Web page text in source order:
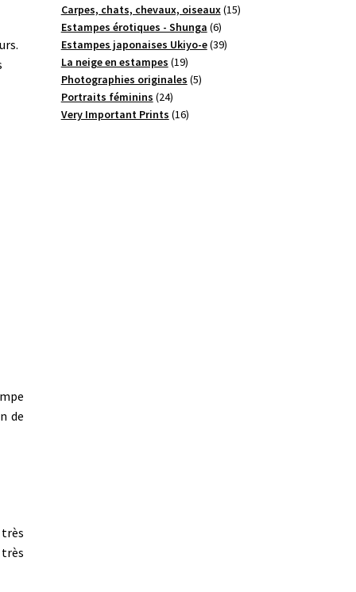
de
produits
Carpes, chats, chevaux, oiseaux 1515
Estampes érotiques - Shunga 66
produits
Estampes japonaises Ukiyo-e 3939
La neige en estampes 1919
produits
Photographies originales 55
Portraits féminins 2424
produits
Very Important Prints 1616